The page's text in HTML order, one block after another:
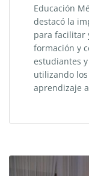
Educación
destacó la
para facilitar
formación y
estudiantes
utilizando
aprendizaje